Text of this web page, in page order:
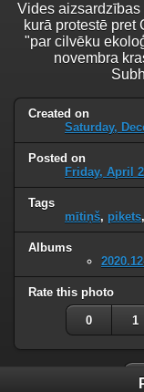
Vides aizsardzības
kurā protestē pret
"par cilvēku
novembra
Created on
Saturday,
Posted on
Friday, April
Tags
mītiņš, pikets,
Albums
Rate this photo
0 1